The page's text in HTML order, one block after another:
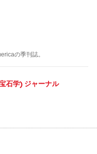
の季刊誌。
石学) ジャーナル